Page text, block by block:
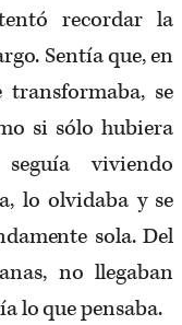
recordar la
Sentía que, en
se
si sólo hubiera
viviendo
lo olvidaba y se
sola. Del
no llegaban
lo que pensaba.